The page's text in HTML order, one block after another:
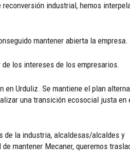
industrial, hemos
mantener abierta la empresa.
los intereses de los empresarios.
en Urduliz. Se mantiene el plan
una transición ecosocial justa en
de la industria, alcaldesas/alcaldes y
mantener Mecaner, queremos